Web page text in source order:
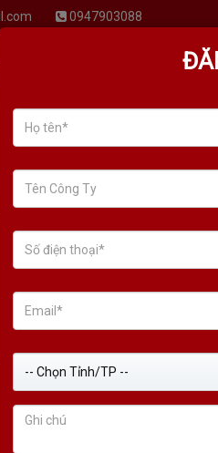
0947903088
KLS - 420
-- Chọn Tỉnh/TP --